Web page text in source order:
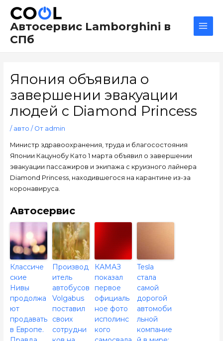
содержимому
Автосервис Lamborghini в
СПб
Япония объявила о
завершении эвакуации
людей с Diamond Princess
/ авто / От admin
Министр здравоохранения, труда и благосостояния
Японии Кацунобу Като 1 марта объявил о завершении
эвакуации пассажиров и экипажа с круизного лайнера
Diamond Princess, находившегося на карантине из-за
коронавируса.
Автосервис
Классиче
ские
Нивы
продолжа
ют
продавать
в Европе.
Производ
итель
автобусов
Volgabus
поставил
своих
сотрудни
КАМАЗ
показал
первое
официаль
ное фото
исполинс
кого
Tesla
стала
самой
дорогой
автомоби
льной
компание
по
записям